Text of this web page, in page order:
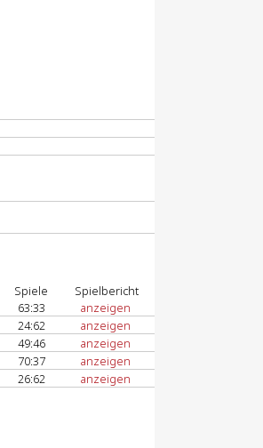
Spiele
Spielbericht
63:33
anzeigen
24:62
anzeigen
49:46
anzeigen
70:37
anzeigen
26:62 anzeigen